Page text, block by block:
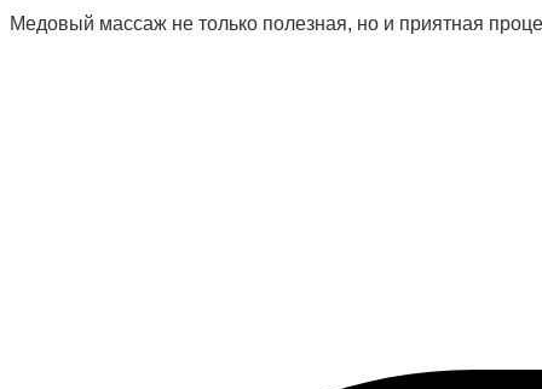
Медовый массаж не только полезная, но и приятная